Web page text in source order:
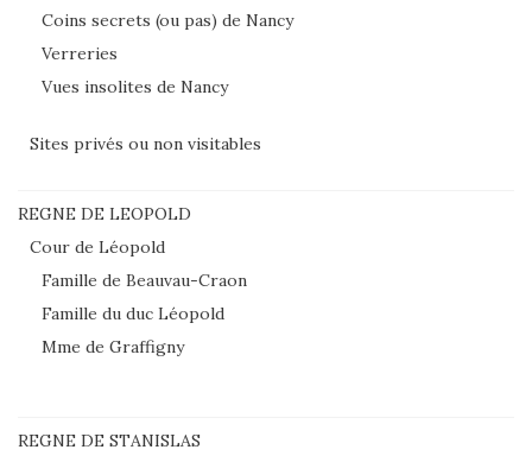
Coins secrets (ou pas) de Nancy
Verreries
Vues insolites de Nancy
Sites privés ou non visitables
REGNE DE LEOPOLD
Cour de Léopold
Famille de Beauvau-Craon
Famille du duc Léopold
Mme de Graffigny
REGNE DE STANISLAS